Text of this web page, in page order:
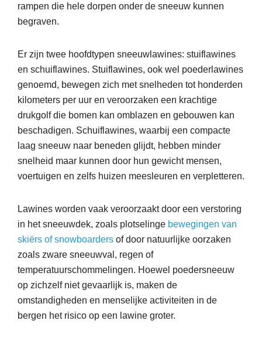
rampen die hele dorpen onder de sneeuw kunnen
begraven.
Er zijn twee hoofdtypen sneeuwlawines: stuiflawines
en schuiflawines. Stuiflawines, ook wel poederlawines
genoemd, bewegen zich met snelheden tot honderden
kilometers per uur en veroorzaken een krachtige
drukgolf die bomen kan omblazen en gebouwen kan
beschadigen. Schuiflawines, waarbij een compacte
laag sneeuw naar beneden glijdt, hebben minder
snelheid maar kunnen door hun gewicht mensen,
voertuigen en zelfs huizen meesleuren en verpletteren.
Lawines worden vaak veroorzaakt door een verstoring
in het sneeuwdek, zoals plotselinge bewegingen van
skiërs of snowboarders of door natuurlijke oorzaken
zoals zware sneeuwval, regen of
temperatuurschommelingen. Hoewel poedersneeuw
op zichzelf niet gevaarlijk is, maken de
omstandigheden en menselijke activiteiten in de
bergen het risico op een lawine groter.